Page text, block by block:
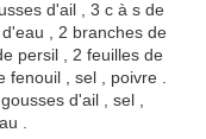
d'ail , 3 c à s de
, 2 branches de
persil , 2 feuilles de
fenouil , sel , poivre .
d'ail , sel ,
.